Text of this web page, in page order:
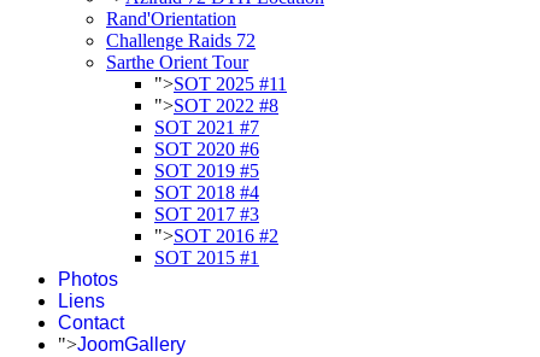
Rand'Orientation
Challenge Raids 72
Sarthe Orient Tour
">SOT 2025 #11
">SOT 2022 #8
SOT 2021 #7
SOT 2020 #6
SOT 2019 #5
SOT 2018 #4
SOT 2017 #3
">SOT 2016 #2
SOT 2015 #1
Photos
Liens
Contact
">JoomGallery